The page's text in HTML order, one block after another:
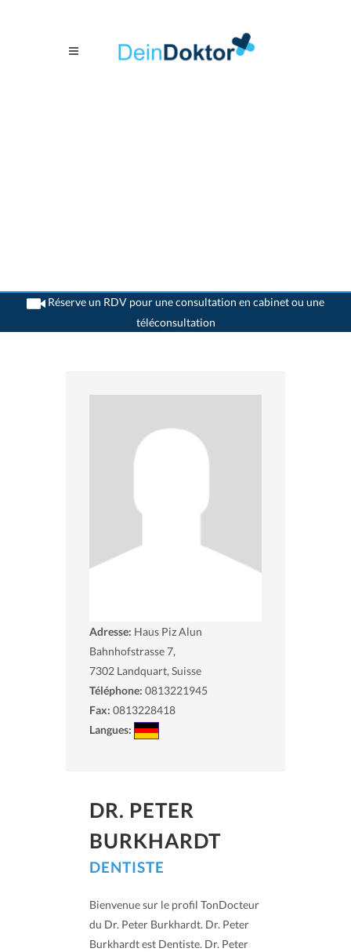
Réserve un RDV pour une consultation en cabinet ou une
téléconsultation
>Dentistes>Landquart>Dr. Peter Burkhardt>Rendez-vous avec Dr. Peter
Adresse: Haus Piz Alun
Bahnhofstrasse 7,
7302 Landquart, Suisse
Téléphone: 0813221945
Fax: 0813228418
Langues:
DR. PETER
BURKHARDT
DENTISTE
Bienvenue sur le profil TonDocteur
du Dr. Peter Burkhardt. Dr. Peter
Burkhardt est Dentiste. Dr. Peter